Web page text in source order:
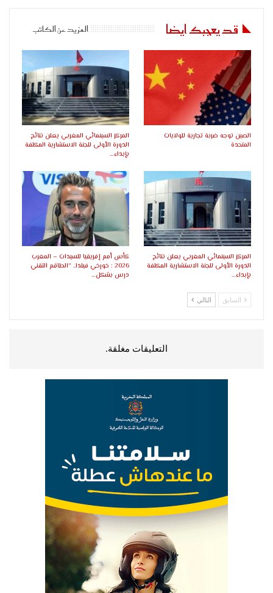
قد يعجبك ايضا المزيد عن الكاتب
الصين توجه ضربة تجارية للولايات
المتحدة
المركز السينمائي المغربي يعلن نتائج
الدورة الأولى للجنة الاستشارية المكلفة
بإبداء…
المركز السينمائي المغربي يعلن نتائج
الدورة الأولى للجنة الاستشارية المكلفة
بإبداء…
كأس أمم إفريقيا للسيدات – المغرب
2026 : خورخي فيلدا.. “الطاقم التقني
درس بشكل…
السابق التالي
التعليقات مغلقة.